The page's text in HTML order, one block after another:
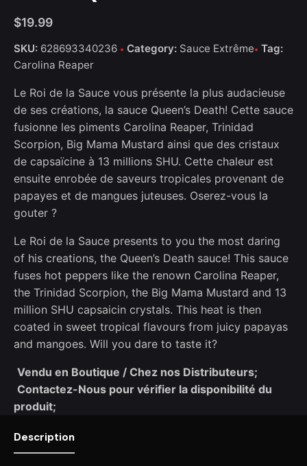
$19.99
SKU: 628693340236 Category: Sauce Extrême Tag:
Carolina Reaper
Le Roi de la Sauce vous présente la plus audacieuse
de ses créations, la sauce Queen’s Death! Cette sauce
fusionne les piments Carolina Reaper, Trinidad
Scorpion, Big Mama Mustard ainsi que des cristaux
de capsaïcine à 13 millions SHU. Cette chaleur est
ensuite enrobée de saveurs tropicales provenant de
papayes et de mangues juteuses. Oserez-vous la
gouter ?
Le Roi de la Sauce presents to you the most daring
of his creations, the Queen’s Death sauce! This sauce
fuses hot peppers like the renown Carolina Reaper,
the Trinidad Scorpion, the Big Mama Mustard and 13
million SHU capsaicin crystals. This heat is then
coated in sweet tropical flavours from juicy papayas
and mangoes. Will you dare to taste it?
Vendu en Boutique / Chez nos Distributeurs;
Contactez-Nous pour vérifier la disponibilité du
produit;
Description